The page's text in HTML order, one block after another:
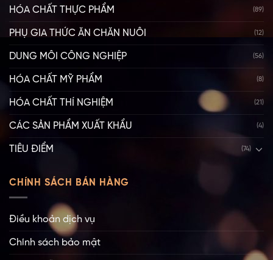
HÓA CHẤT THỰC PHẨM (89)
PHỤ GIA THỨC ĂN CHĂN NUÔI (12)
DUNG MÔI CÔNG NGHIỆP (56)
HÓA CHẤT MỸ PHẨM (8)
HÓA CHẤT THÍ NGHIỆM (21)
CÁC SẢN PHẨM XUẤT KHẨU (4)
TIÊU ĐIỂM (74)
CHÍNH SÁCH BÁN HÀNG
Điều khoản dịch vụ
Chính sách bảo mật